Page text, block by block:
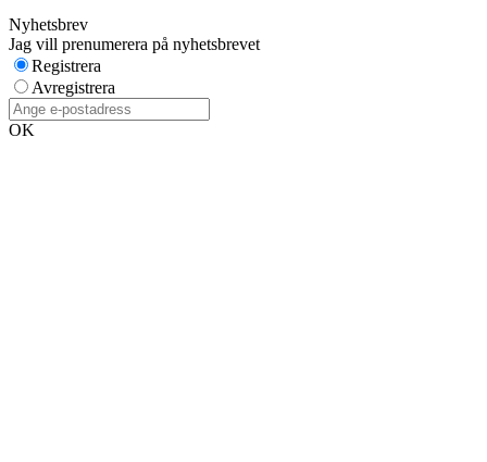
Nyhetsbrev
Jag vill prenumerera på nyhetsbrevet
Registrera
Avregistrera
OK